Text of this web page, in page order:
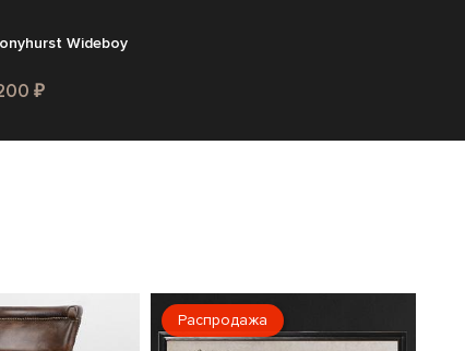
Wideboy
₽
Распродажа